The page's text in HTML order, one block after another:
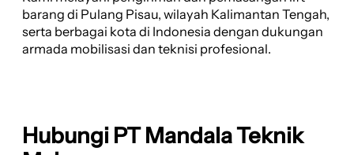
barang di Pulang Pisau, wilayah Kalimantan Tengah,
serta berbagai kota di Indonesia dengan dukungan
armada mobilisasi dan teknisi profesional.
Hubungi PT Mandala Teknik